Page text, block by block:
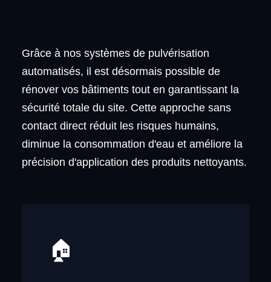
Grâce à nos systèmes de pulvérisation
automatisés, il est désormais possible de
rénover vos bâtiments tout en garantissant la
sécurité totale du site. Cette approche sans
contact direct réduit les risques humains,
diminue la consommation d'eau et améliore la
précision d'application des produits nettoyants.
🏠